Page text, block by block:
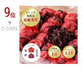
9位
DOWN